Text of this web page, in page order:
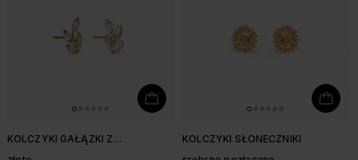
KOLCZYKI GAŁĄZKI Z
KOLCZYKI SŁONECZNIKI